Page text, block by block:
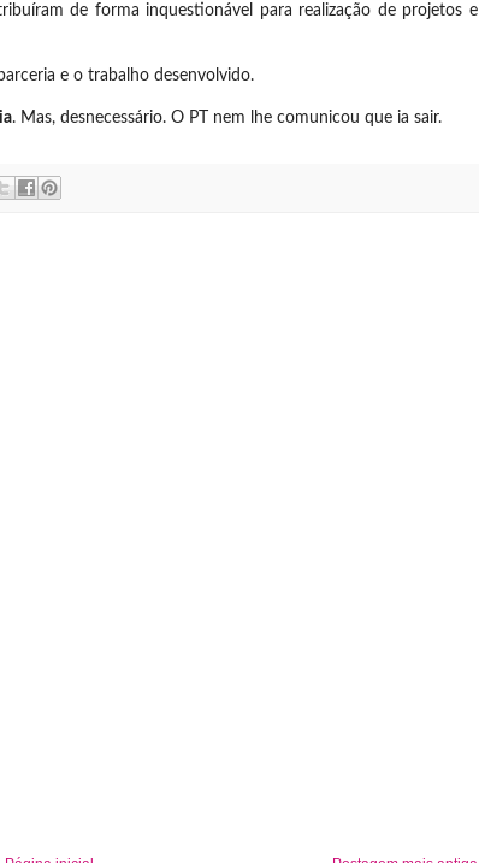
de forma inquestionável para realização de projetos e
e o trabalho desenvolvido.
. Mas, desnecessário. O PT nem lhe comunicou que ia sair.